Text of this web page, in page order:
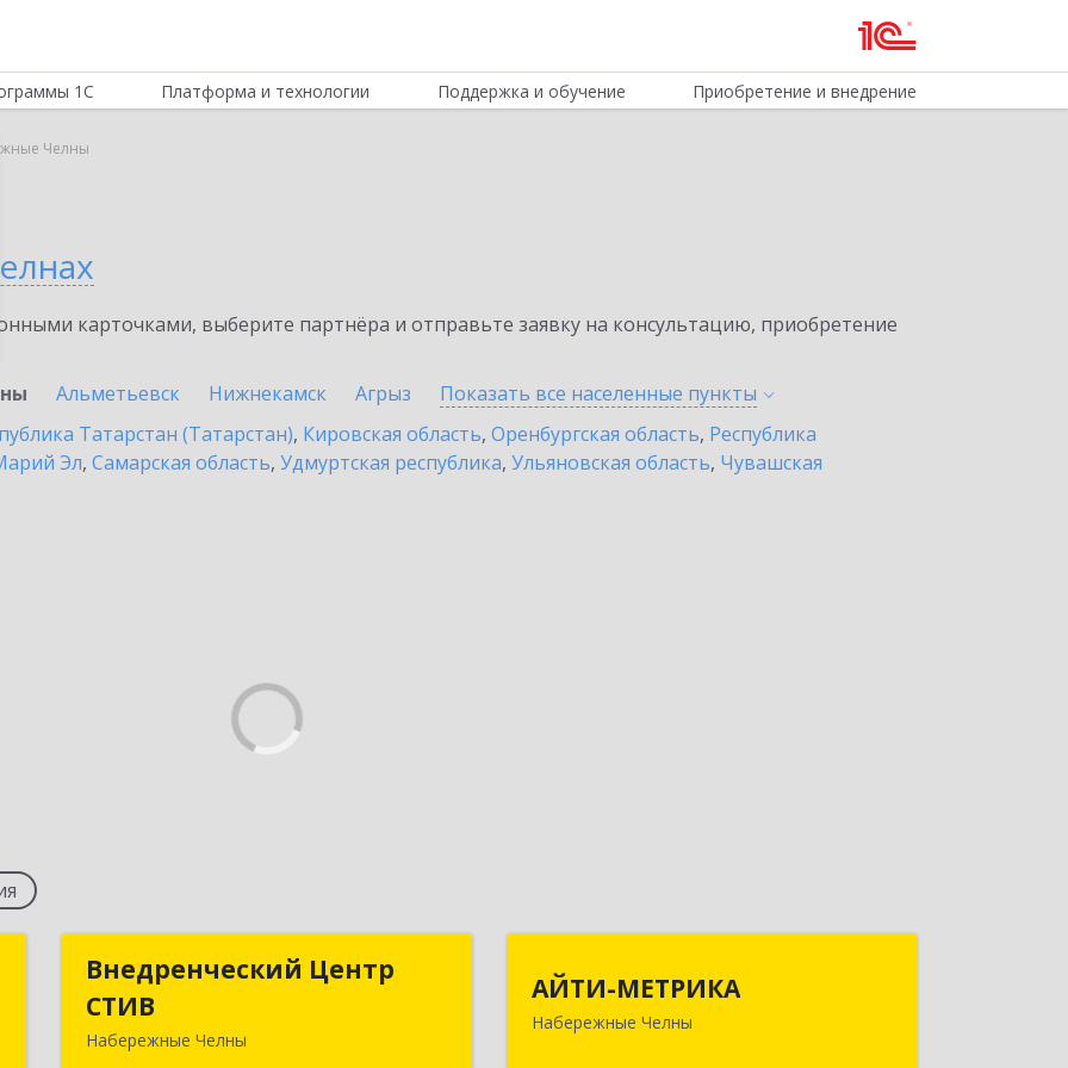
1С Платформа и технологии Поддержка и обучение Приобретение и внедрение
Челны
карточками, выберите партнёра и отправьте заявку на консультацию, приобретение
Альметьевск Нижнекамск Агрыз Показать все населенные пункты
Татарстан (Татарстан), Кировская область, Оренбургская область, Республика
Эл, Самарская область, Удмуртская республика, Ульяновская область, Чувашская
Внедренческий Центр
СТИВ
Набережные Челны
Внедренческий Центр
АЙТИ-МЕТРИКА
Набережные Челны
423824, Татарстан Респ (Татарстан),